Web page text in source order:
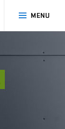
MENU